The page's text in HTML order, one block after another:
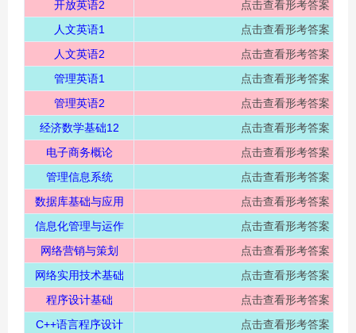
开放英语2
点击查看形考答案
人文英语1
点击查看形考答案
人文英语2
点击查看形考答案
管理英语1
点击查看形考答案
管理英语2
点击查看形考答案
经济数学基础12
点击查看形考答案
电子商务概论
点击查看形考答案
管理信息系统
点击查看形考答案
数据库基础与应用
点击查看形考答案
信息化管理与运作
点击查看形考答案
网络营销与策划
点击查看形考答案
网络实用技术基础
点击查看形考答案
程序设计基础
点击查看形考答案
C++语言程序设计
点击查看形考答案